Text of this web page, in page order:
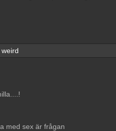
weird
med sex är frågan